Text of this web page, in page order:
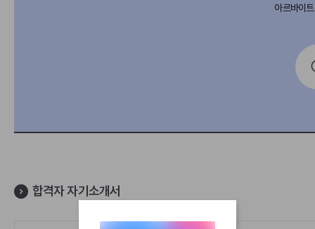
아르바이
합격자 자기소개서